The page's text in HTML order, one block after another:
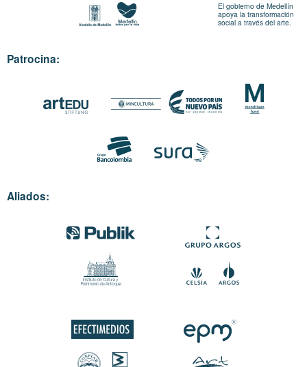
El gobierno de Medellín
apoya la transformación
social a través del arte.
Patrocina:
Aliados: